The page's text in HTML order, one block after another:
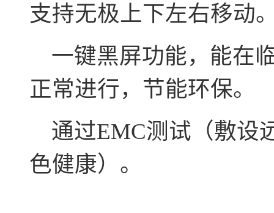
支持无极上下左右移动
一键黑屏功能，能在
正常进行，节能环保。
通过EMC测试（敷设
色健康）。